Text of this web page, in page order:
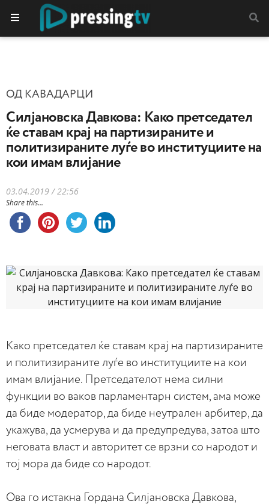
ОД КАВАДАРЦИ
Силјановска Давкова: Како претседател
ќе ставам крај на партизираните и
политизираните луѓе во институциите на
кои имам влијание
03.04.2019 / 22:56
Share this...
Како претседател ќе ставам крај на партизираните
и политизираните луѓе во институциите на кои
имам влијание. Претседателот нема силни
функции во ваков парламентарн систем, ама може
да биде модератор, да биде неутрален арбитер, да
укажува, да усмерува и да предупредува, затоа што
неговата власт и авторитет се врзни со народот и
тој мора да биде со народот.
Ова го истакна Гордана Силјановска Давкова,